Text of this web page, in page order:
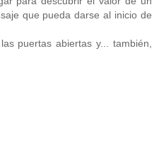
que pueda darse al inicio de
puertas abiertas y... también,